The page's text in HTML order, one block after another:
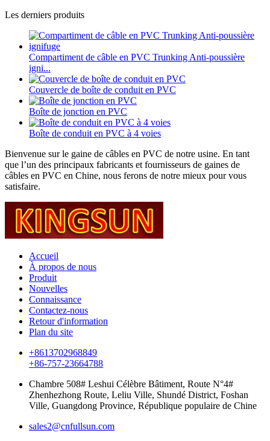
Les derniers produits
Compartiment de câble en PVC Trunking Anti-poussière
igni...
Couvercle de boîte de conduit en PVC
Boîte de jonction en PVC
Boîte de conduit en PVC à 4 voies
Bienvenue sur le gaine de câbles en PVC de notre usine. En tant
que l’un des principaux fabricants et fournisseurs de gaines de
câbles en PVC en Chine, nous ferons de notre mieux pour vous
satisfaire.
Accueil
À propos de nous
Produit
Nouvelles
Connaissance
Contactez-nous
Retour d'information
Plan du site
+8613702968849
+86-757-23664788
Chambre 508# Leshui Célèbre Bâtiment, Route N°4#
Zhenhezhong Route, Leliu Ville, Shundé District, Foshan
Ville, Guangdong Province, République populaire de Chine
sales2@cnfullsun.com